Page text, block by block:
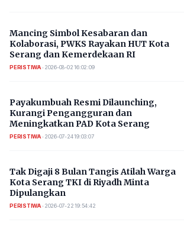
Mancing Simbol Kesabaran dan
Kolaborasi, PWKS Rayakan HUT Kota
Serang dan Kemerdekaan RI
PERISTIWA• 2026-08-02 16:02:09
Payakumbuah Resmi Dilaunching,
Kurangi Pengangguran dan
Meningkatkan PAD Kota Serang
PERISTIWA• 2026-07-24 19:03:07
​Tak Digaji 8 Bulan Tangis Atilah Warga
Kota Serang TKI di Riyadh Minta
Dipulangkan
PERISTIWA• 2026-07-22 19:54:42